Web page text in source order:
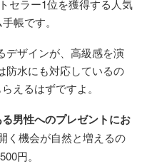
セラー1位を獲得する人気
帳です。
デザインが、高級感を演
防水にも対応しているの
えるはずですよ。
男性へのプレゼントにお
く機会が自然と増えるの
円。